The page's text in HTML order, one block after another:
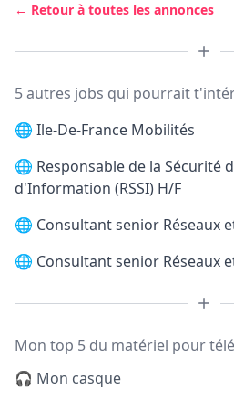
← Retour à toutes les annonces
5 autres jobs qui pourrait
🌐 Ile-De-France Mobilités
🌐 Responsable de la Sécurité
d'Information (RSSI) H/F
🌐 Consultant senior Réseaux
🌐 Consultant senior Réseaux
Mon top 5 du matériel pour
🎧 Mon casque